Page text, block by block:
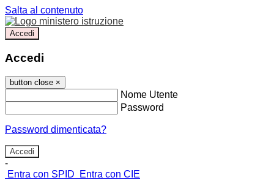
Salta al contenuto
Accedi
Accedi
button close ×
Nome Utente
Password
Password dimenticata?
-
Entra con SPID
Entra con CIE